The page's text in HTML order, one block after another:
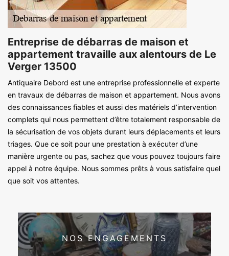
Entreprise de débarras de maison et
appartement travaille aux alentours de Le
Verger 13500
Antiquaire Debord est une entreprise professionnelle et experte
en travaux de débarras de maison et appartement. Nous avons
des connaissances fiables et aussi des matériels d’intervention
complets qui nous permettent d’être totalement responsable de
la sécurisation de vos objets durant leurs déplacements et leurs
triages. Que ce soit pour une prestation à exécuter d’une
manière urgente ou pas, sachez que vous pouvez toujours faire
appel à notre équipe. Nous sommes prêts à vous satisfaire quel
que soit vos attentes.
NOS ENGAGEMENTS